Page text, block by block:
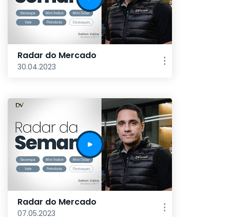
Radar do Mercado
30.04.2023
Radar do Mercado
07.05.2023